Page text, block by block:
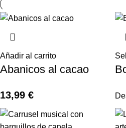
Añadir al carrito
Abanicos al cacao
13,99 €